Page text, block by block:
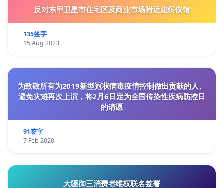
反对东甲卫星市住宅区及商业市场附近建殡仪馆
135签字
15 Aug 2023
为致敬所有为2019新型冠状病毒疫情控制做出贡献的人、
避免灾难再次上演，将2月6日定为全国传染性疾病防控日
的请愿
91签字
7 Feb 2020
大疆御三消费者维权联名签署